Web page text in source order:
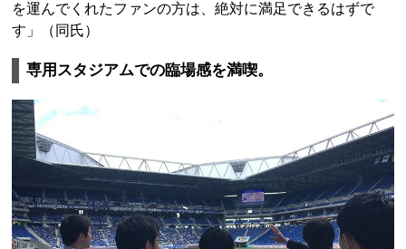
を運んでくれたファンの方は、絶対に満足できるはずで
す」（同氏）
専用スタジアムでの臨場感を満喫。